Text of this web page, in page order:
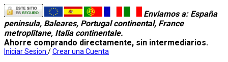
Enviamos a: España
peninsula, Baleares, Portugal continental, France
metroplitane, Italia continentale.
Ahorre comprando directamente, sin intermediarios.
Iniciar Sesion /Crear una Cuenta